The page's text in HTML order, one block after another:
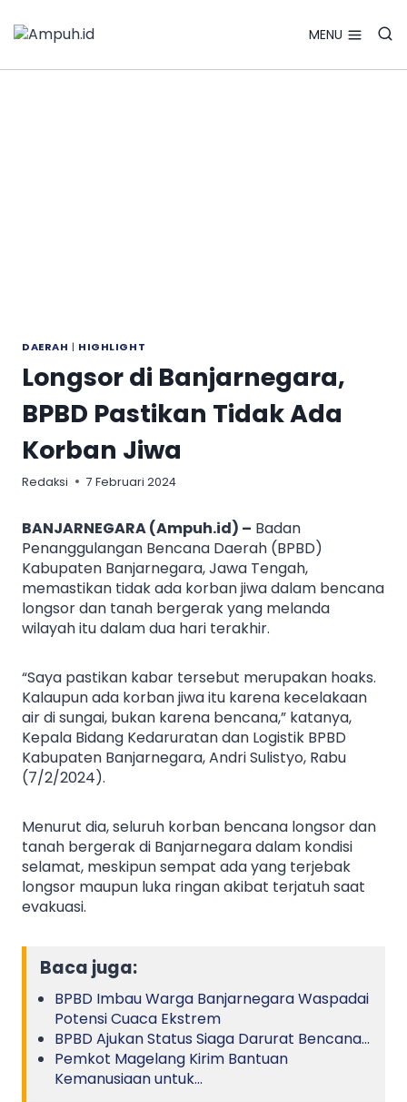
to
content
MENU
DAERAH | HIGHLIGHT
Longsor di Banjarnegara,
BPBD Pastikan Tidak Ada
Korban Jiwa
Redaksi 7 Februari 2024
BANJARNEGARA (Ampuh.id) – Badan
Penanggulangan Bencana Daerah (BPBD)
Kabupaten Banjarnegara, Jawa Tengah,
memastikan tidak ada korban jiwa dalam bencana
longsor dan tanah bergerak yang melanda
wilayah itu dalam dua hari terakhir.
“Saya pastikan kabar tersebut merupakan hoaks.
Kalaupun ada korban jiwa itu karena kecelakaan
air di sungai, bukan karena bencana,” katanya,
Kepala Bidang Kedaruratan dan Logistik BPBD
Kabupaten Banjarnegara, Andri Sulistyo, Rabu
(7/2/2024).
Menurut dia, seluruh korban bencana longsor dan
tanah bergerak di Banjarnegara dalam kondisi
selamat, meskipun sempat ada yang terjebak
longsor maupun luka ringan akibat terjatuh saat
evakuasi.
Baca juga:
BPBD Imbau Warga Banjarnegara Waspadai
Potensi Cuaca Ekstrem
BPBD Ajukan Status Siaga Darurat Bencana…
Pemkot Magelang Kirim Bantuan
Kemanusiaan untuk…